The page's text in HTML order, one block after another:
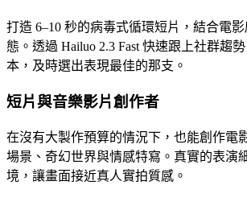
打造 6–10 秒的病毒式循環短片，結合電
態。透過 Hailuo 2.3 Fast 快速跟上社群趨
本，及時選出表現最佳的那支。
短片與音樂影片創作者
在沒有大製作預算的情況下，也能創作電
場景、奇幻世界與情感特寫。真實的表演
境，讓畫面接近真人實拍質感。